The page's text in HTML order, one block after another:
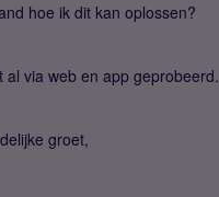
hoe ik dit kan oplossen?
al via web en app geprobeerd.
groet,